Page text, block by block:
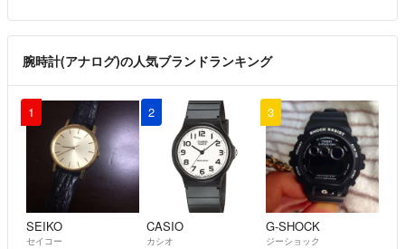
腕時計(アナログ)の人気ブランドランキング
1
SEIKO
セイコー
2
CASIO
カシオ
3
G-SHOCK
ジーショック